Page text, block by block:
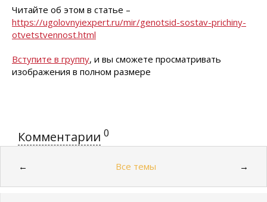
Читайте об этом в статье –
https://ugolovnyiexpert.ru/mir/genotsid-sostav-prichiny-
otvetstvennost.html
Вступите в группу, и вы сможете просматривать
изображения в полном размере
Комментарии 0
← Все темы →